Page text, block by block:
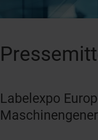
Labelexpo